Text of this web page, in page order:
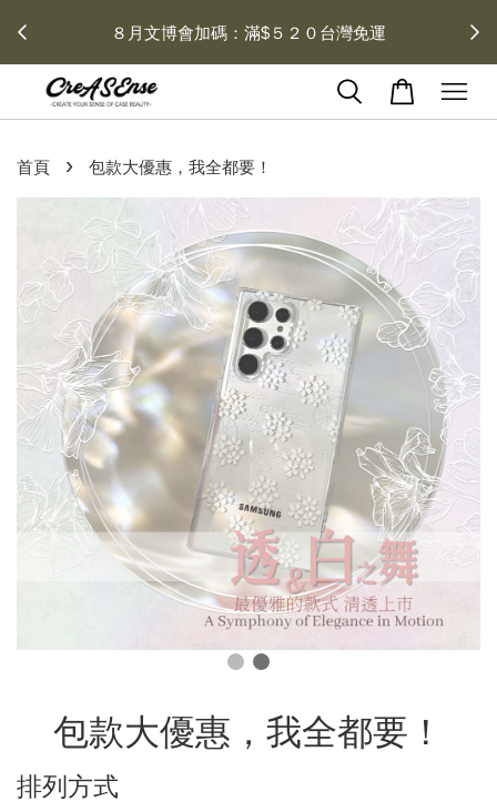
８月文博會加碼：滿$５２０台灣免運
首頁 › 包款大優惠，我全都要！
包款大優惠，我全都要！
排列方式